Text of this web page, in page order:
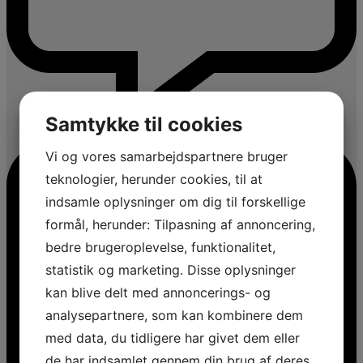
Samtykke til cookies
Vi og vores samarbejdspartnere bruger
teknologier, herunder cookies, til at
indsamle oplysninger om dig til forskellige
formål, herunder: Tilpasning af annoncering,
bedre brugeroplevelse, funktionalitet,
statistik og marketing. Disse oplysninger
kan blive delt med annoncerings- og
analysepartnere, som kan kombinere dem
med data, du tidligere har givet dem eller